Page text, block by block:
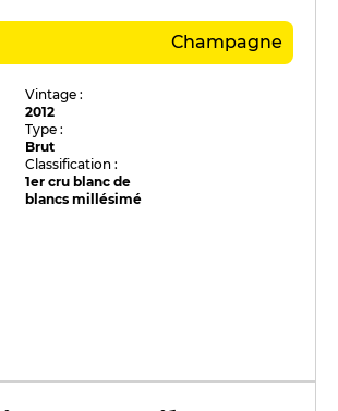
Champagne
Vintage :
2012
Type :
Brut
Classification :
1er cru blanc de
blancs millésimé